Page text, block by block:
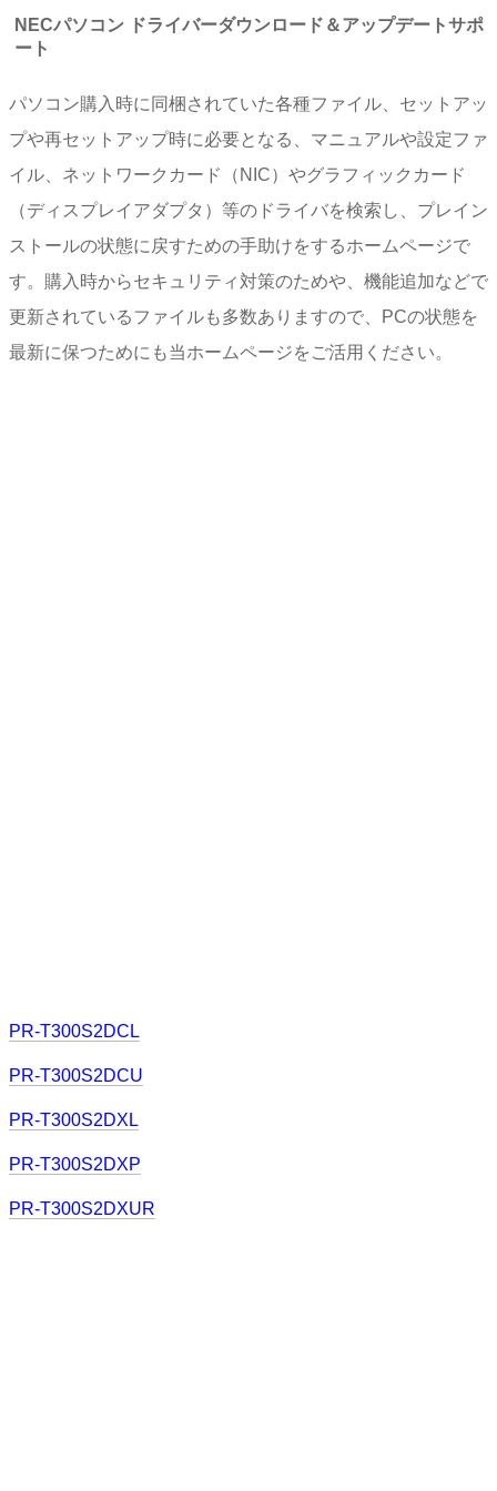
NECパソコン ドライバーダウンロード＆アップデートサポ
ート
パソコン購入時に同梱されていた各種ファイル、セットアッ
プや再セットアップ時に必要となる、マニュアルや設定ファ
イル、ネットワークカード（NIC）やグラフィックカード
（ディスプレイアダプタ）等のドライバを検索し、プレイン
ストールの状態に戻すための手助けをするホームページで
す。購入時からセキュリティ対策のためや、機能追加などで
更新されているファイルも多数ありますので、PCの状態を
最新に保つためにも当ホームページをご活用ください。
PR-T300S2DCL
PR-T300S2DCU
PR-T300S2DXL
PR-T300S2DXP
PR-T300S2DXUR